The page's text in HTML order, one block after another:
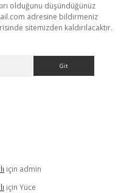
olduğunu düşündüğünüz
adresine bildirmeniz
sitemizden kaldırılacaktır.
için admin
için Yüce